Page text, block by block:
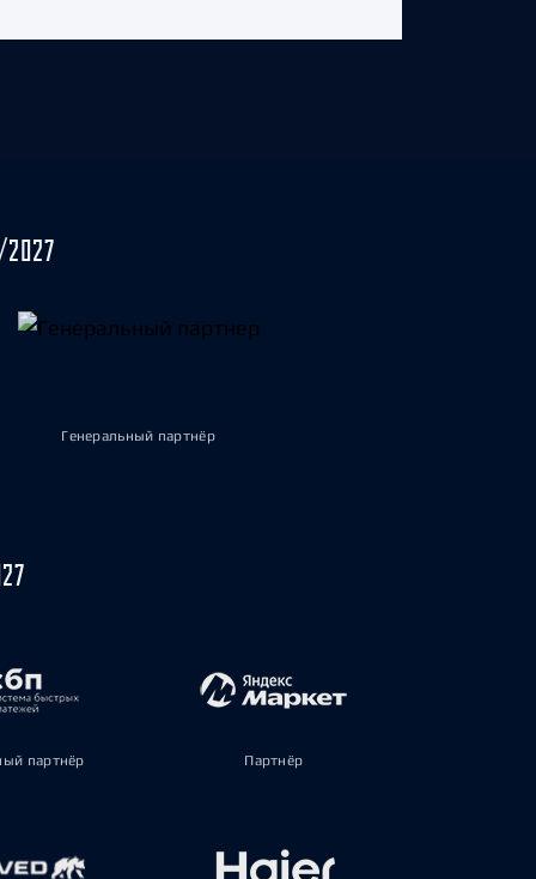
Генеральный партнёр
партнёр Партнёр